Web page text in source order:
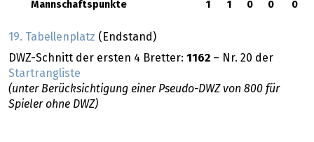
Mannschaftspunkte
1 1 0 0 0
19. Tabellenplatz (Endstand)
DWZ-Schnitt der ersten 4 Bretter: 1162 – Nr. 20 der
Startrangliste
(unter Berücksichtigung einer Pseudo-DWZ von 800 für
Spieler ohne DWZ)